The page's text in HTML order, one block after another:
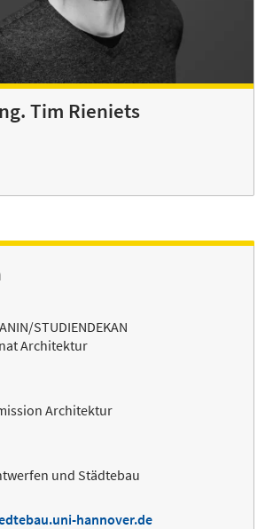
Tim Rieniets
STUDIENDEKAN
Architektur
Architektur
und Städtebau
hannover.de